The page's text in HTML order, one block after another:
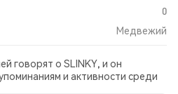
0
Медвежий
говорят о SLINKY, и он
и активности среди